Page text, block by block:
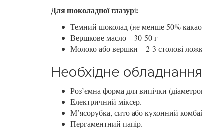
Для шоколадної глазурі:
Темний шоколад (не менше 50%
Вершкове масло – 30-50 г
Молоко або вершки – 2-3 столові
Необхідне
Роз’ємна форма для випічки
Електричний міксер.
М’ясорубка, сито або кухонний
Пергаментний папір.